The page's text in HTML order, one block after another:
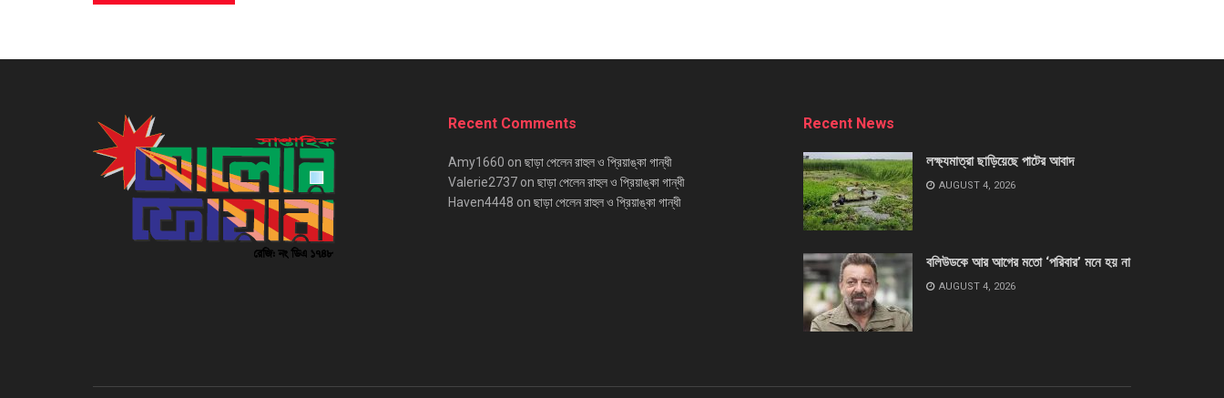
Recent Comments
Amy1660 on ছাড়া পেলেন রাহুল ও প্রিয়াঙ্কা গান্ধী
Valerie2737 on ছাড়া পেলেন রাহুল ও প্রিয়াঙ্কা গান্ধী
Haven4448 on ছাড়া পেলেন রাহুল ও প্রিয়াঙ্কা গান্ধী
Recent News
লক্ষ্যমাত্রা ছাড়িয়েছে পাটের আবাদ
AUGUST 4, 2026
বলিউডকে আর আগের মতো ‘পরিবার’ মনে হয় না
AUGUST 4, 2026